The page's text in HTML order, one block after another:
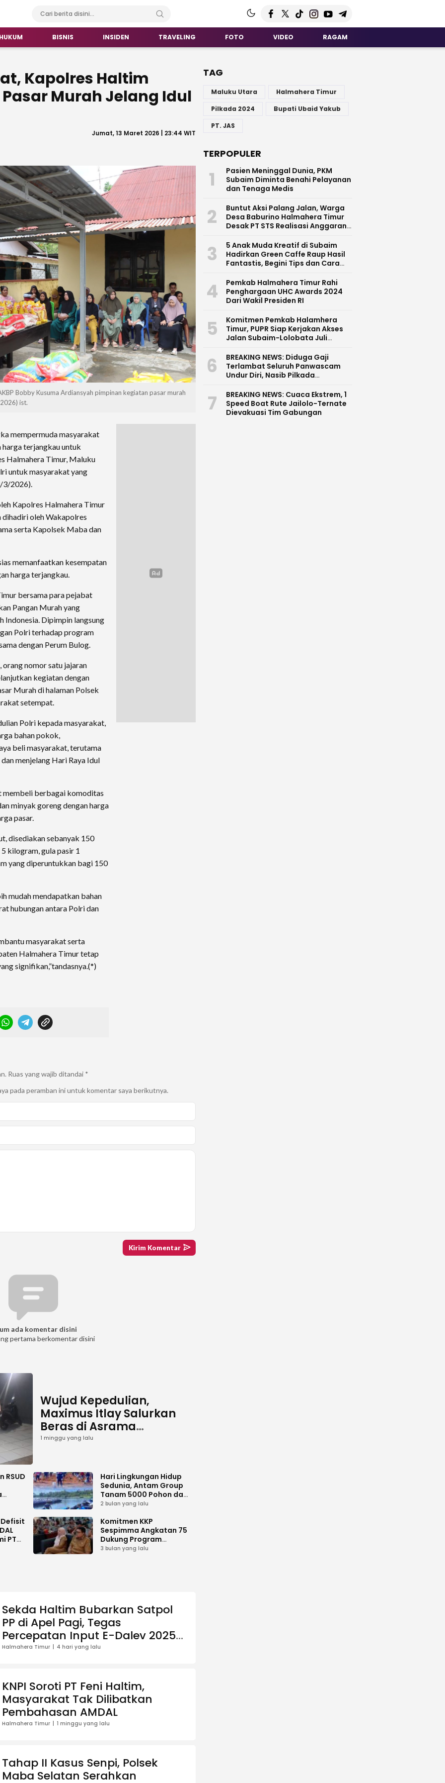
BISNIS INSIDEN TRAVELING FOTO VIDEO RAGAM
Kapolres Haltim
Murah Jelang Idul
Jumat, 13 Maret 2026 | 23:44 WIT
Bobby Kusuma Ardiansyah pimpinan kegiatan pasar murah
ist.
mempermuda masyarakat
terjangkau untuk
Halmahera Timur, Maluku
untuk masyarakat yang
3/2026).
Kapolres Halmahera Timur
oleh Wakapolres
serta Kapolsek Maba dan
memanfaatkan kesempatan
harga terjangkau.
bersama para pejabat
Pangan Murah yang
Indonesia. Dipimpin langsung
Polri terhadap program
dengan Perum Bulog.
nomor satu jajaran
kegiatan dengan
Murah di halaman Polsek
setempat.
Polri kepada masyarakat,
bahan pokok,
beli masyarakat, terutama
menjelang Hari Raya Idul
membeli berbagai komoditas
minyak goreng dengan harga
pasar.
disediakan sebanyak 150
kilogram, gula pasir 1
yang diperuntukkan bagi 150
mudah mendapatkan bahan
hubungan antara Polri dan
masyarakat serta
Halmahera Timur tetap
signifikan,”tandasnya.(*)
Ruas yang wajib ditandai *
pada peramban ini untuk komentar saya berikutnya.
ada komentar disini
pertama berkomentar disini
Wujud Kepedulian,
Maximus Itlay Salurkan
Beras di Asrama
Mahasiswa Putra dan
1 minggu yang lalu
RSUD
Hari Lingkungan Hidup
Sedunia, Antam Group
Tanam 5000 Pohon dan
Aksi Bersih di Sofifi
2 bulan yang lalu
PT
Komitmen KKP
Sespimma Angkatan 75
Dukung Program
Prioritas Swasembada
3 bulan yang lalu
Sekda Haltim Bubarkan Satpol
PP di Apel Pagi, Tegas
Percepatan Input E-Dalev 2025-
2026
Halmahera Timur 4 hari yang lalu
KNPI Soroti PT Feni Haltim,
Masyarakat Tak Dilibatkan
Pembahasan AMDAL
Halmahera Timur 1 minggu yang lalu
Tahap II Kasus Senpi, Polsek
Maba Selatan Serahkan
TAG
Maluku Utara
Halmahera Timur
Pilkada 2024
Bupati Ubaid Yakub
PT. JAS
TERPOPULER
1
Pasien Meninggal Dunia, PKM
Subaim Diminta Benahi Pelayanan
dan Tenaga Medis
2
Buntut Aksi Palang Jalan, Warga
Desa Baburino Halmahera Timur
Desak PT STS Realisasi Anggaran
3
5 Anak Muda Kreatif di Subaim
Hadirkan Green Caffe Raup Hasil
Fantastis, Begini Tips dan Cara
4
Pemkab Halmahera Timur Rahi
Penghargaan UHC Awards 2024
Dari Wakil Presiden RI
5
Komitmen Pemkab Halamhera
Timur, PUPR Siap Kerjakan Akses
Jalan Subaim-Lolobata Juli
6
BREAKING NEWS: Diduga Gaji
Terlambat Seluruh Panwascam
Undur Diri, Nasib Pilkada
7
BREAKING NEWS: Cuaca Ekstrem, 1
Speed Boat Rute Jailolo-Ternate
Dievakuasi Tim Gabungan